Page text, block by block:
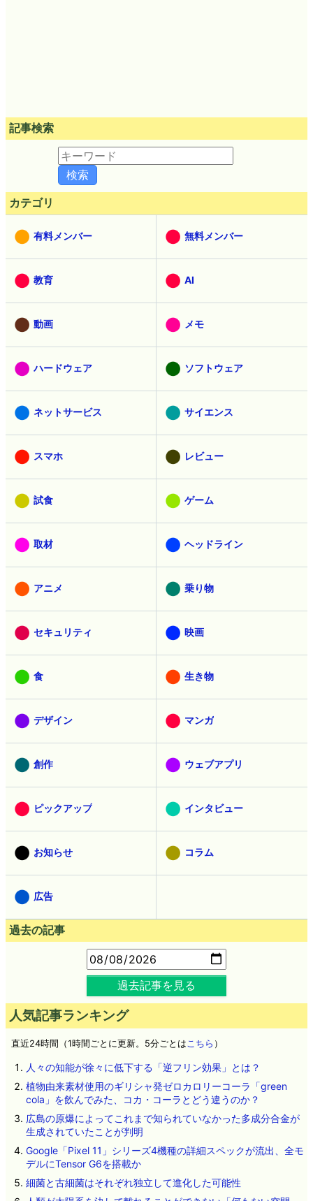
記事検索
カテゴリ
有料メンバー 無料メンバー
教育 AI
動画 メモ
ハードウェア ソフトウェア
ネットサービス サイエンス
スマホ レビュー
試食 ゲーム
取材 ヘッドライン
アニメ 乗り物
セキュリティ 映画
食 生き物
デザイン マンガ
創作 ウェブアプリ
ピックアップ インタビュー
お知らせ コラム
広告
過去の記事
過去記事を見る
人気記事ランキング
直近24時間（1時間ごとに更新。5分ごとは こちら ）
人々の知能が徐々に低下する「逆フリン効果」とは？
植物由来素材使用のギリシャ発ゼロカロリーコーラ「green
cola」を飲んでみた、コカ・コーラとどう違うのか？
広島の原爆によってこれまで知られていなかった多成分合金が
生成されていたことが判明
Google「Pixel 11」シリーズ4機種の詳細スペックが流出、全モ
デルにTensor G6を搭載か
細菌と古細菌はそれぞれ独立して進化した可能性